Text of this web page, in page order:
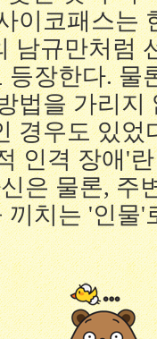
이코패스는
남규만처럼
등장한다. 물
법을 가리지
경우도 있었
인격 장애'
은 물론, 주
끼치는 '인물